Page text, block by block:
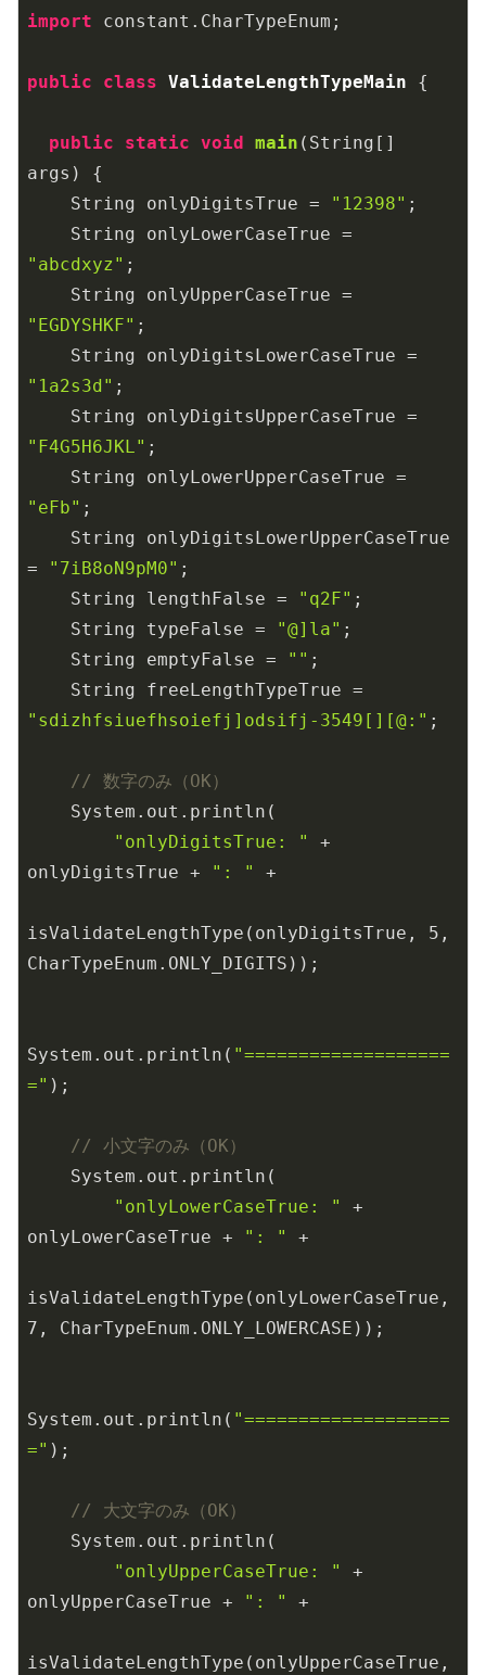
import constant.CharTypeEnum;
public class ValidateLengthTypeMain {
public static void main (String[]
args)
{
    String onlyDigitsTrue =
"12398" ;
"abcdxyz" ;
"EGDYSHKF" ;
"1a2s3d" ;
"F4G5H6JKL" ;
"eFb" ;
    String onlyDigitsLowerUpperCaseTrue
=
"7iB8oN9pM0" ;
    String lengthFalse =
"q2F" ;
    String typeFalse =
"@]la" ;
    String emptyFalse =
"" ;
"sdizhfsiuefhsoiefj]odsifj-3549[][@:" ;
// 数字のみ（OK）
    System.out.println(
"onlyDigitsTrue: "
+
onlyDigitsTrue +
": " +
isValidateLengthType(onlyDigitsTrue, 5 ,
CharTypeEnum.ONLY_DIGITS));
System.out.println( "===================
=" );
// 小文字のみ（OK）
    System.out.println(
"onlyLowerCaseTrue: "
+
onlyLowerCaseTrue +
": " +
7 , CharTypeEnum.ONLY_LOWERCASE));
System.out.println( "===================
=" );
// 大文字のみ（OK）
    System.out.println(
"onlyUpperCaseTrue: "
+
onlyUpperCaseTrue +
": " +